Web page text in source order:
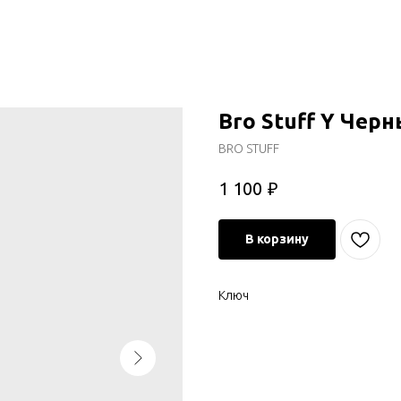
Bro Stuff Y
BRO STUFF
1 100 ₽
В корзину
Ключ